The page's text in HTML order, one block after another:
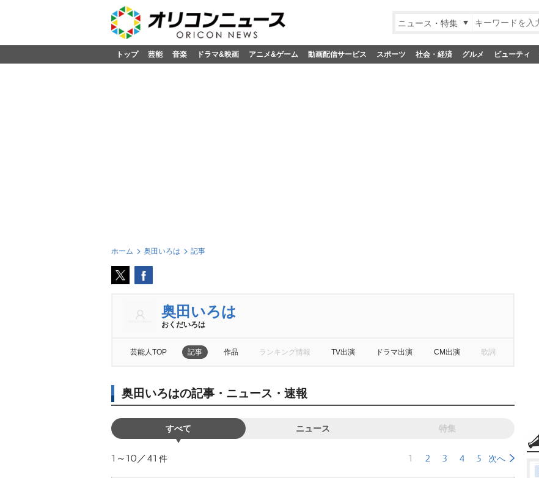
ニュース・特集
トップ 芸能 音楽 ドラマ&映画 アニメ&ゲーム 動画配信サービス スポーツ 社会・経済 グルメ ビューティ
ホーム 奥田いろは 記事
奥田いろは
おくだいろは
芸能人TOP 記事 作品 ランキング情報 TV出演 ドラマ出演 CM出演 歌詞
奥田いろはの記事・ニュース・速報
すべて ニュース 特集
1～10／41 件 1 2 3 4 5 次へ